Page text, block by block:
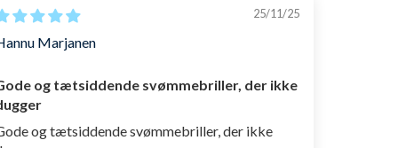
sider, så du altid har fuld orientation under vandet.
hvor du med almindelige vil opleve at
svømmebrillerne i før og efter brug.
25/11/25
Marjanen
og tætsiddende svømmebriller, der ikke
og tætsiddende svømmebriller, der ikke